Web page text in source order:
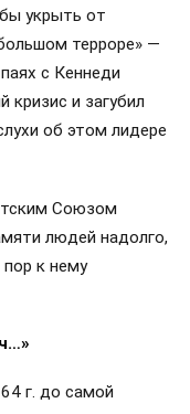
укрыть от
терроре» —
с Кеннеди
кризис и загубил
об этом лидере
Союзом
людей надолго,
к нему
г. до самой